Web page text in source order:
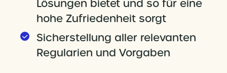
Lösungen bietet und so für eine
hohe Zufriedenheit sorgt
Sicherstellung aller relevanten
Regularien und Vorgaben